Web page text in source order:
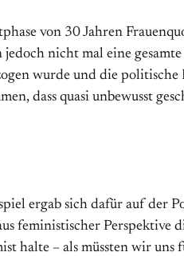
von 30 Jahren
nicht mal eine
wurde und die
dass quasi unbewusst
ergab sich dafür auf
feministischer
halte – als müssten wir